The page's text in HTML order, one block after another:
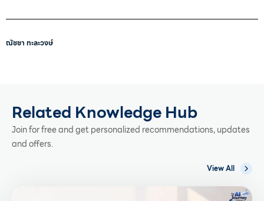
ณัชชา ทะละวงษ์
Related Knowledge Hub
Join for free and get personalized recommendations, updates
and offers.
View All